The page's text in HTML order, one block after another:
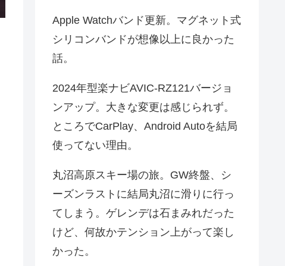
Apple Watchバンド更新。マグネット式
シリコンバンドが想像以上に良かった
話。
2024年型楽ナビAVIC-RZ121バージョ
ンアップ。大きな変更は感じられず。
ところでCarPlay、Android Autoを結局
使ってない理由。
丸沼高原スキー場の旅。GW終盤、シ
ーズンラストに結局丸沼に滑りに行っ
てしまう。ゲレンデは石まみれだった
けど、何故かテンション上がって楽し
かった。